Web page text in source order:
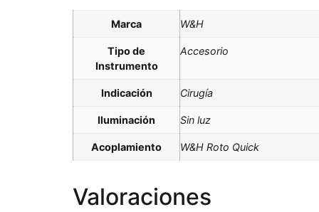
Marca W&H
Tipo de
Instrumento
Accesorio
Indicación Cirugía
Iluminación Sin luz
Acoplamiento W&H Roto Quick
Valoraciones